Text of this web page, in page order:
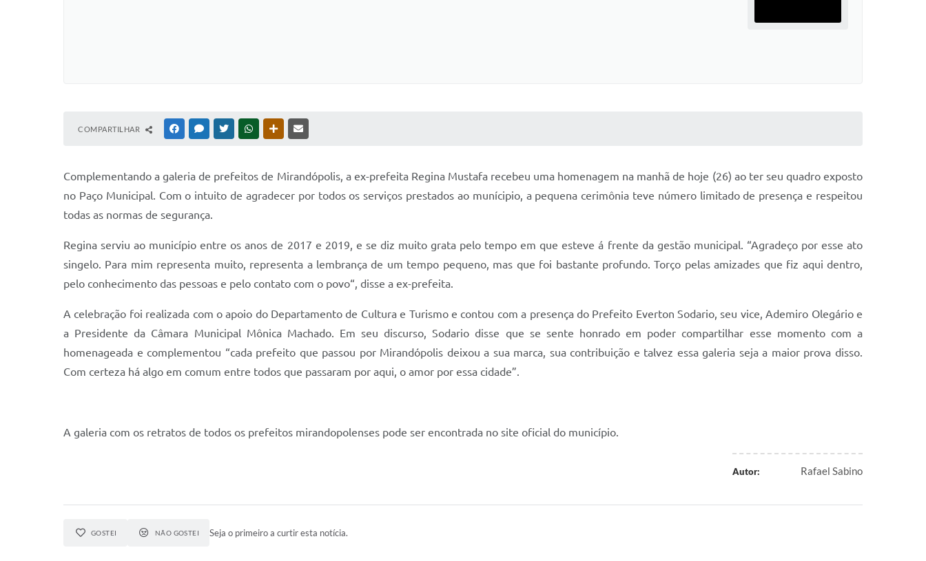
COMPARTILHAR FACEBOOKMESSENGER
TWITTERWHATSAPPOUTRAS MÍDIAS
Complementando a galeria de prefeitos de Mirandópolis, a ex-prefeita Regina Mustafa recebeu uma homenagem na manhã de hoje (26) ao ter seu quadro exposto
no Paço Municipal. Com o intuito de agradecer por todos os serviços prestados ao munícipio, a pequena cerimônia teve número limitado de presença e respeitou
todas as normas de segurança.
Regina serviu ao município entre os anos de 2017 e 2019, e se diz muito grata pelo tempo em que esteve á frente da gestão municipal. “Agradeço por esse ato
singelo. Para mim representa muito, representa a lembrança de um tempo pequeno, mas que foi bastante profundo. Torço pelas amizades que fiz aqui dentro,
pelo conhecimento das pessoas e pelo contato com o povo“, disse a ex-prefeita.
A celebração foi realizada com o apoio do Departamento de Cultura e Turismo e contou com a presença do Prefeito Everton Sodario, seu vice, Ademiro Olegário e
a Presidente da Câmara Municipal Mônica Machado. Em seu discurso, Sodario disse que se sente honrado em poder compartilhar esse momento com a
homenageada e complementou “cada prefeito que passou por Mirandópolis deixou a sua marca, sua contribuição e talvez essa galeria seja a maior prova disso.
Com certeza há algo em comum entre todos que passaram por aqui, o amor por essa cidade”.
A galeria com os retratos de todos os prefeitos mirandopolenses pode ser encontrada no site oficial do município.
Autor: Rafael Sabino
GOSTEI NÃO GOSTEI Seja o primeiro a curtir esta notícia.